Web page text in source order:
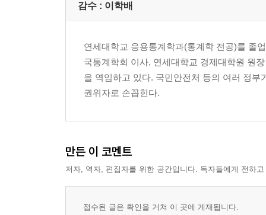
감수 : 이학배
연세대학교 응용통계학과(통계학 전공)를 졸
국통계학회 이사, 연세대학교 경제대학원 원
을 역임하고 있다. 국민안전처 등의 여러 정
권위자로 손꼽힌다.
만든 이 코멘트
저자, 역자, 편집자를 위한 공간입니다. 독자들에게 전하
접수된 글은 확인을 거쳐 이 곳에 게재됩니다.